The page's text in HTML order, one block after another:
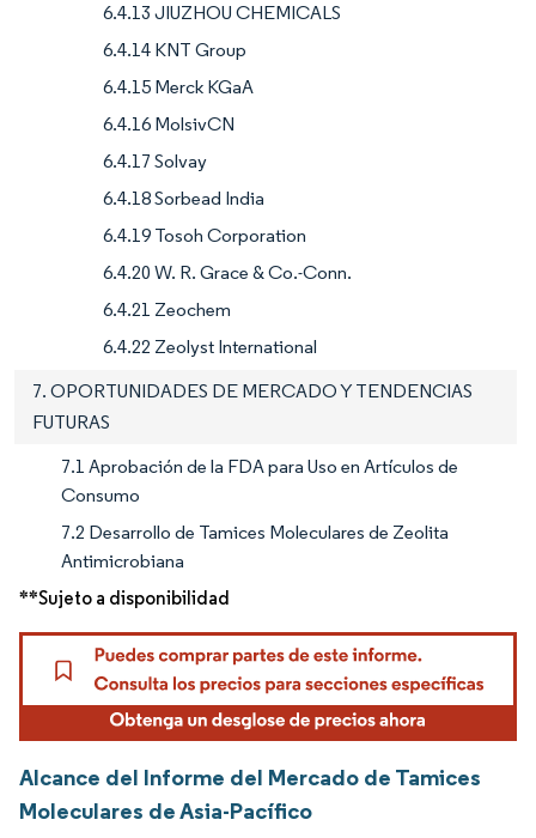
6.4.13 JIUZHOU CHEMICALS
6.4.14 KNT Group
6.4.15 Merck KGaA
6.4.16 MolsivCN
6.4.17 Solvay
6.4.18 Sorbead India
6.4.19 Tosoh Corporation
6.4.20 W. R. Grace & Co.-Conn.
6.4.21 Zeochem
6.4.22 Zeolyst International
7. OPORTUNIDADES DE MERCADO Y TENDENCIAS
FUTURAS
7.1 Aprobación de la FDA para Uso en Artículos de
Consumo
7.2 Desarrollo de Tamices Moleculares de Zeolita
Antimicrobiana
**Sujeto a disponibilidad
Alcance del Informe del Mercado de Tamices
Moleculares de Asia-Pacífico